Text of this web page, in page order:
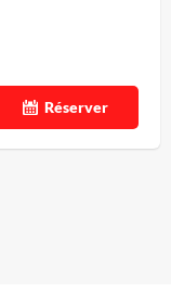
Réserver